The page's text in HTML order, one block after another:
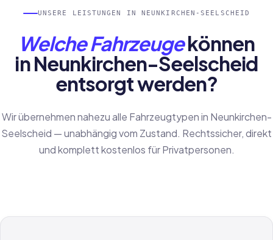
UNSERE LEISTUNGEN IN NEUNKIRCHEN-SEELSCHEID
Welche Fahrzeugekönnen
in Neunkirchen-Seelscheid
entsorgt werden?
Wir übernehmen nahezu alle Fahrzeugtypen in Neunkirchen-
Seelscheid — unabhängig vom Zustand. Rechtssicher, direkt
und komplett kostenlos für Privatpersonen.